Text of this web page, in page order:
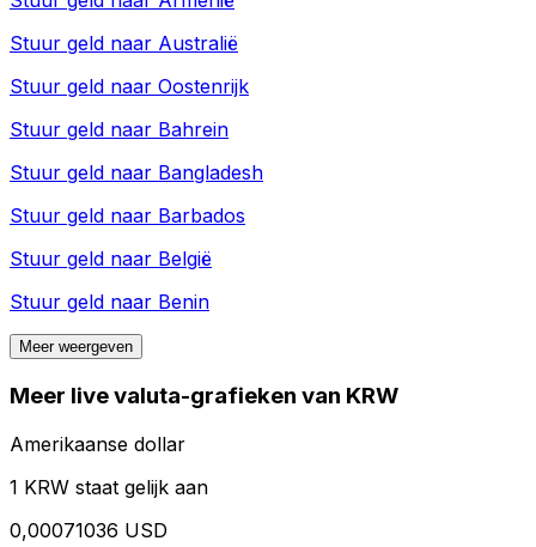
Stuur geld naar Australië
Stuur geld naar Oostenrijk
Stuur geld naar Bahrein
Stuur geld naar Bangladesh
Stuur geld naar Barbados
Stuur geld naar België
Stuur geld naar Benin
Meer weergeven
Meer live valuta-grafieken van KRW
Amerikaanse dollar
1 KRW staat gelijk aan
0,00071036 USD